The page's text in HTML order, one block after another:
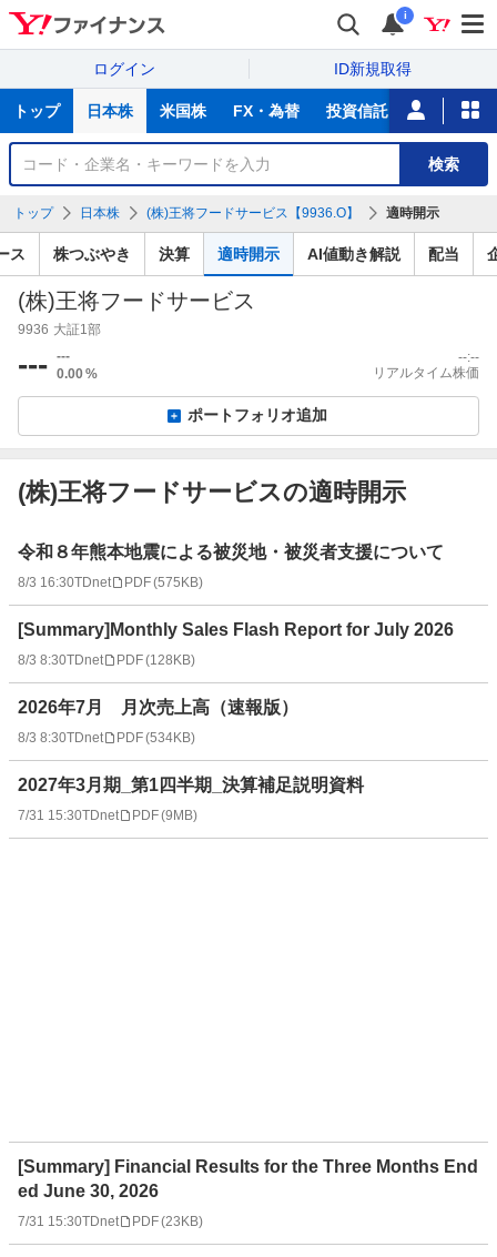
i
ログイン ID新規取得
サ
トップ 日本株 米国株 FX・為替 投資信託 ニュース
銘
検
索
検索
トップ 日本株 (株)王将フードサービス【9936.O】 適時開示
ス 株つぶやき 決算 適時開示 AI値動き解説 配当
(株)王将フードサービス
9936 大証1部
--- ---
0.00%
--:--
リアルタイム株価
ポートフォリオ追加
(株)王将フードサービスの適時開示
示
一
令和８年熊本地震による被災地・被災者支援について
8/3 16:30TDnet PDF(575KB)
[Summary]Monthly Sales Flash Report for July 2026
8/3 8:30TDnet PDF(128KB)
2026年7月 月次売上高（速報版）
8/3 8:30TDnet PDF(534KB)
2027年3月期_第1四半期_決算補足説明資料
7/31 15:30TDnet PDF(9MB)
[Summary] Financial Results for the Three Months End
ed June 30, 2026
7/31 15:30TDnet PDF(23KB)